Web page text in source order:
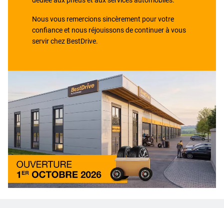
Nous vous remercions sincèrement pour votre
confiance et nous réjouissons de continuer à vous
servir chez BestDrive.